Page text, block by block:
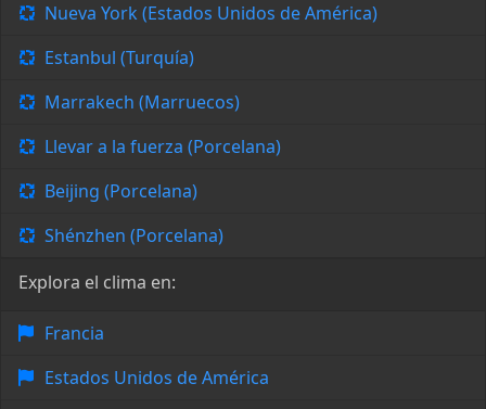
Nueva York (Estados Unidos de América)
Estanbul (Turquía)
Marrakech (Marruecos)
Llevar a la fuerza (Porcelana)
Beijing (Porcelana)
Shénzhen (Porcelana)
Explora el clima en:
Francia
Estados Unidos de América